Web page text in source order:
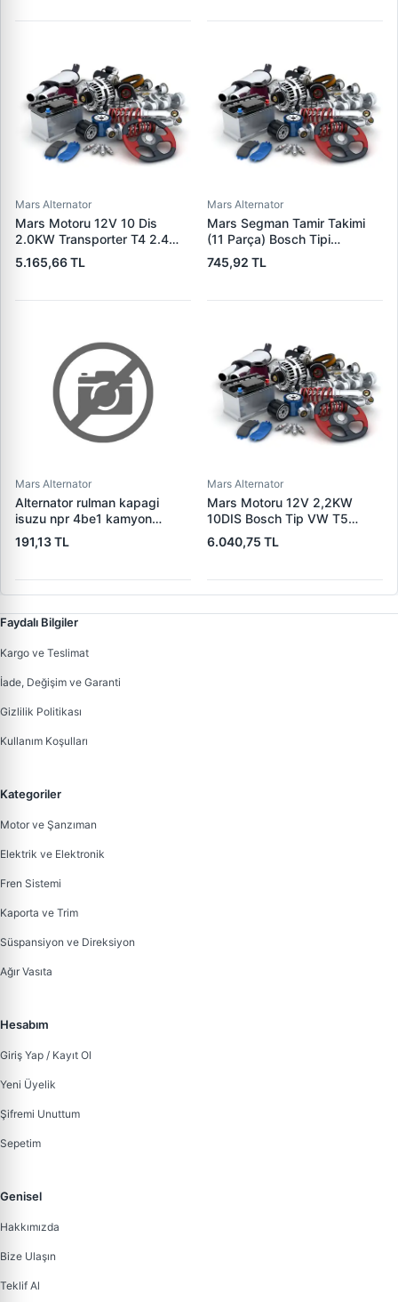
Mars Alternator
Mars Motoru 12V 10 Dis
2.0KW Transporter T4 2.4
2.5TDI 91>04 (Bosch Type) |
CARGO F032113387 | OEM
02B911023B
5.165,66 TL
Mars Alternator
Mars Segman Tamir Takimi
(11 Parça) Bosch Tipi
Mercedes Kamyon | KLF
111967
745,92 TL
Mars Alternator
Alternator rulman kapagi
isuzu npr 4be1 kamyon
(hitachi tip)
191,13 TL
Mars Alternator
Mars Motoru 12V 2,2KW
10DIS Bosch Tip VW T5
Multivan 2,5 Tdi | CARGO
F032113678 | OEM
6.040,75 TL
Faydalı Bilgiler
Kargo ve Teslimat
İade, Değişim ve Garanti
Gizlilik Politikası
Kullanım Koşulları
Kategoriler
Motor ve Şanzıman
Elektrik ve Elektronik
Fren Sistemi
Kaporta ve Trim
Süspansiyon ve Direksiyon
Ağır Vasıta
Hesabım
Giriş Yap / Kayıt Ol
Yeni Üyelik
Şifremi Unuttum
Sepetim
Genisel
Hakkımızda
Bize Ulaşın
Teklif Al